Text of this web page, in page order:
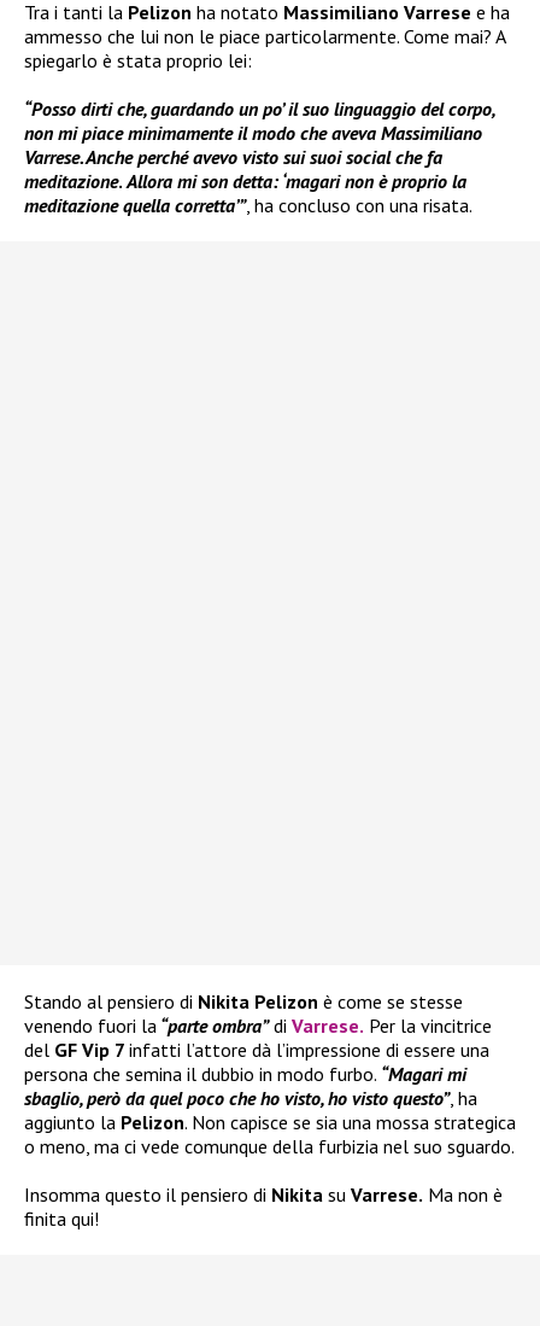
Tra i tanti la Pelizon ha notato Massimiliano Varrese e ha
ammesso che lui non le piace particolarmente. Come mai? A
spiegarlo è stata proprio lei:
“Posso dirti che, guardando un po’ il suo linguaggio del corpo,
non mi piace minimamente il modo che aveva Massimiliano
Varrese. Anche perché avevo visto sui suoi social che fa
meditazione. Allora mi son detta: ‘magari non è proprio la
meditazione quella corretta’”, ha concluso con una risata.
Stando al pensiero di Nikita Pelizon è come se stesse
venendo fuori la “parte ombra”di Varrese. Per la vincitrice
del GF Vip 7 infatti l’attore dà l’impressione di essere una
persona che semina il dubbio in modo furbo. “Magari mi
sbaglio, però da quel poco che ho visto, ho visto questo”, ha
aggiunto la Pelizon. Non capisce se sia una mossa strategica
o meno, ma ci vede comunque della furbizia nel suo sguardo.
Insomma questo il pensiero di Nikita su Varrese. Ma non è
finita qui!